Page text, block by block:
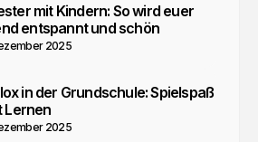
mit Kindern: So wird euer
entspannt und schön
2025
in der Grundschule: Spielspaß
Lernen
2025